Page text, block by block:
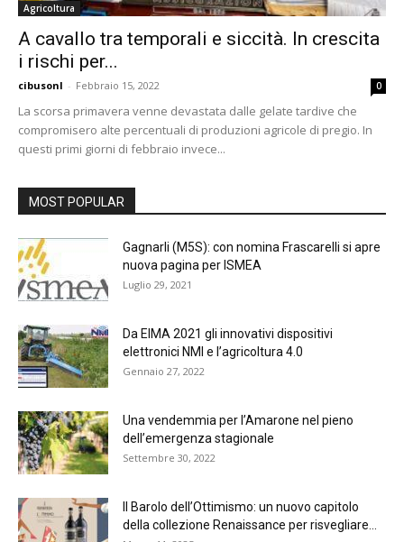
Agricoltura
A cavallo tra temporali e siccità. In crescita
i rischi per...
cibusonl - Febbraio 15, 2022 0
La scorsa primavera venne devastata dalle gelate tardive che
compromisero alte percentuali di produzioni agricole di pregio. In
questi primi giorni di febbraio invece...
MOST POPULAR
Gagnarli (M5S): con nomina Frascarelli si apre
nuova pagina per ISMEA
Luglio 29, 2021
Da EIMA 2021 gli innovativi dispositivi
elettronici NMI e l’agricoltura 4.0
Gennaio 27, 2022
Una vendemmia per l’Amarone nel pieno
dell’emergenza stagionale
Settembre 30, 2022
Il Barolo dell’Ottimismo: un nuovo capitolo
della collezione Renaissance per risvegliare...